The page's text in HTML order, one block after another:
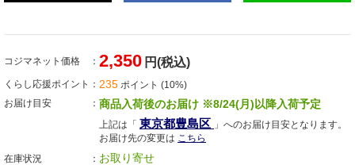
コジマネット価格 2,350 円(税込)
くらし応援ポイント 235 ポイント (10%)
お届け目安
商品入荷後のお届け ※8/24(月)以降入荷予定
上記は「 東京都豊島区 」へのお届け目安となります。
お届け先の変更は こちら
在庫状況
お取り寄せ